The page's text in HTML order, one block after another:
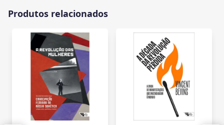
Produtos relacionados